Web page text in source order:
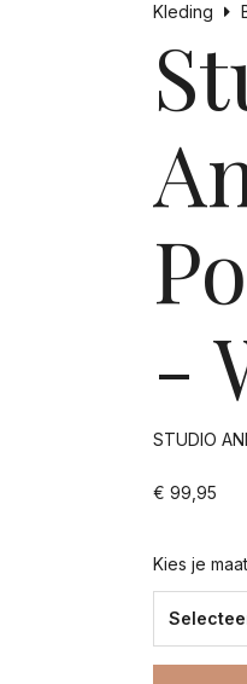
Kleding
-
STUDIO
€ 99,95
Kies je maat